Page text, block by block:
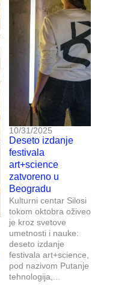
10/31/2025
Deseto izdanje
festivala
art+science
zatvoreno u
Beogradu
Kulturni centar Silosi
tokom oktobra oživeo
je kroz svetove
umetnosti i nauke:
deseto izdanje
festivala art+science,
pod nazivom Putanje
tehnologija,...